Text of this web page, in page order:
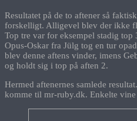
Resultatet på de to aftener så
forskelligt. Alligevel blev der ikke
Top tre var for eksempel stadig
Opus-Oskar fra Jülg tog en tur
blev denne aftens vinder, imens
og holdt sig i top på aften 2.
Hermed aftenernes samlede
komme til mr-ruby.dk. Enkelte